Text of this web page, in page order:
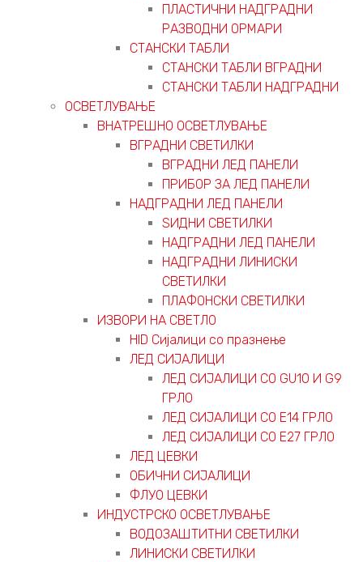
ПЛАСТИЧНИ НАДГРАДНИ
РАЗВОДНИ ОРМАРИ
СТАНСКИ ТАБЛИ
СТАНСКИ ТАБЛИ ВГРАДНИ
СТАНСКИ ТАБЛИ НАДГРАДНИ
ОСВЕТЛУВАЊЕ
ВНАТРЕШНО ОСВЕТЛУВАЊЕ
ВГРАДНИ СВЕТИЛКИ
ВГРАДНИ ЛЕД ПАНЕЛИ
ПРИБОР ЗА ЛЕД ПАНЕЛИ
НАДГРАДНИ ЛЕД ПАНЕЛИ
ЅИДНИ СВЕТИЛКИ
НАДГРАДНИ ЛЕД ПАНЕЛИ
НАДГРАДНИ ЛИНИСКИ
СВЕТИЛКИ
ПЛАФОНСКИ СВЕТИЛКИ
ИЗВОРИ НА СВЕТЛО
HID Сијалици со празнење
ЛЕД СИЈАЛИЦИ
ЛЕД СИЈАЛИЦИ СО GU10 И G9
ГРЛО
ЛЕД СИЈАЛИЦИ СО Е14 ГРЛО
ЛЕД СИЈАЛИЦИ СО Е27 ГРЛО
ЛЕД ЦЕВКИ
ОБИЧНИ СИЈАЛИЦИ
ФЛУО ЦЕВКИ
ИНДУСТРСКО ОСВЕТЛУВАЊЕ
ВОДОЗАШТИТНИ СВЕТИЛКИ
ЛИНИСКИ СВЕТИЛКИ